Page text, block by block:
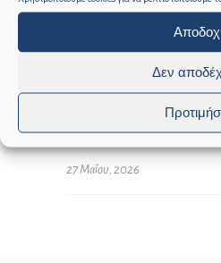
Δεν
27 Μαΐου, 2026